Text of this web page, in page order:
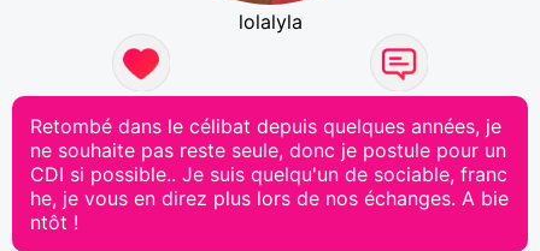
lolalyla
Retombé dans le célibat depuis quelques années, je
ne souhaite pas reste seule, donc je postule pour un
CDI si possible.. Je suis quelqu'un de sociable, franc
he, je vous en direz plus lors de nos échanges. A bie
ntôt !